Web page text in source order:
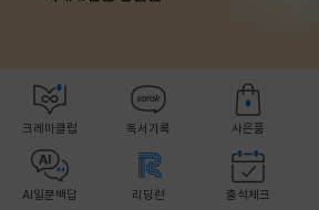
크레마클럽 독서기록 사은품
AI일문백답 리딩런 출석체크